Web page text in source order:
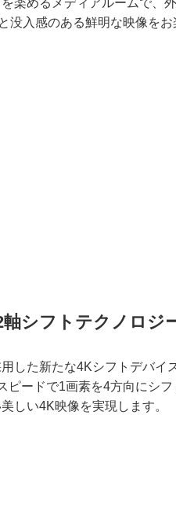
楽めるメディアルームで、
没入感のある鮮明な映像をお
シフトテクノロジ
した新たな4Kシフトデバイ
ピードで1画素を4方向にシ
しい4K映像を実現します。